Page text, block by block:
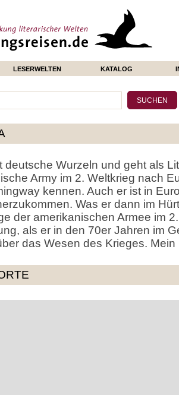
LESERWELTEN KATALOG
deutsche Wurzeln und geht als
Army im 2. Weltkrieg nach
kennen. Auch er ist in
Was er dann im
der amerikanischen Armee im
als er in den 70er Jahren im
das Wesen des Krieges.